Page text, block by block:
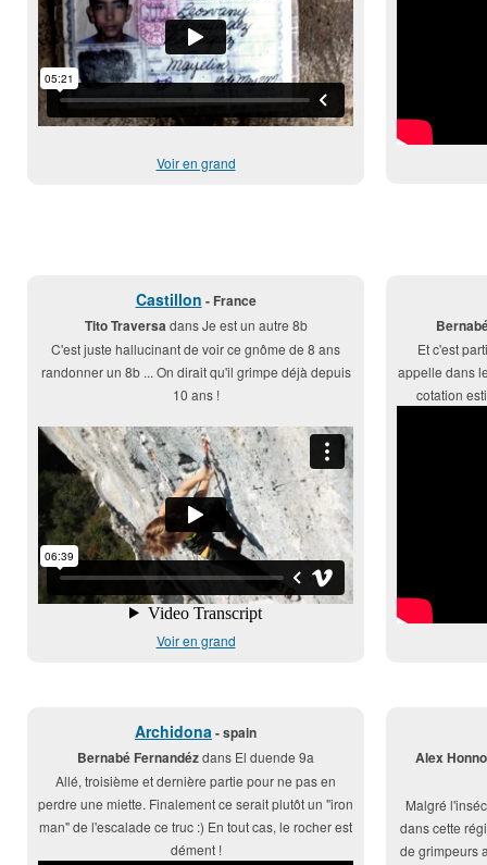
Voir en grand
Castillon - France
Tito Traversa dans Je est un autre 8b
C'est juste hallucinant de voir ce gnôme de 8 ans
randonner un 8b ... On dirait qu'il grimpe déjà depuis
10 ans !
Voir en grand
Et c'est
appelle dans
cotation
Archidona- spain
Bernabé Fernandézdans El duende 9a
Allé, troisième et dernière partie pour ne pas en
perdre une miette. Finalement ce serait plutôt un "iron
man" de l'escalade ce truc :) En tout cas, le rocher est
dément !
Alex
Malgré
dans cette
de grimpeurs